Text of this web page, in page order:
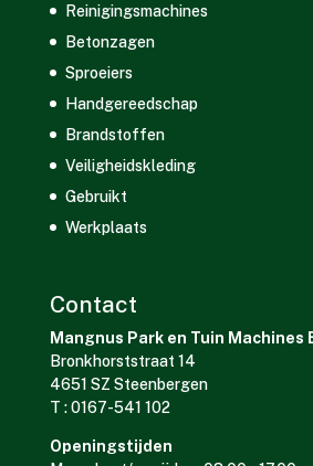
Reinigingsmachines
Betonzagen
Sproeiers
Handgereedschap
Brandstoffen
Veiligheidskleding
Gebruikt
Werkplaats
Contact
Mangnus Park en Tuin Machines
Bronkhorststraat 14
4651 SZ Steenbergen
T : 0167-541 102
Openingstijden